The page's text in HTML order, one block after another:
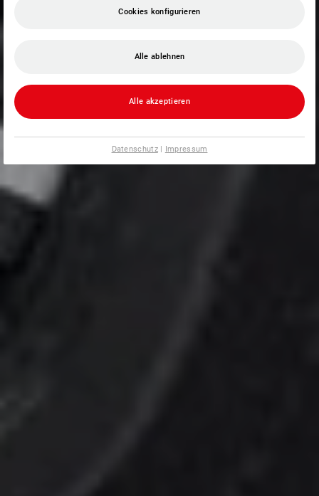
Cookies konfigurieren
Alle ablehnen
Alle akzeptieren
Datenschutz| Impressum